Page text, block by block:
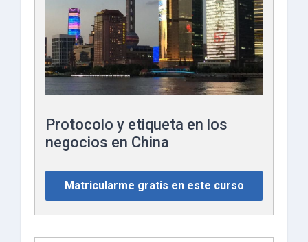
Protocolo y etiqueta en los
negocios en China
Matricularme gratis en este curso